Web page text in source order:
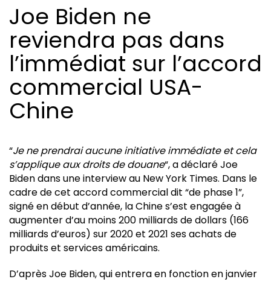
Joe Biden ne
reviendra pas dans
l’immédiat sur l’accord
commercial USA-
Chine
“Je ne prendrai aucune initiative immédiate et cela
s’applique aux droits de douane“, a déclaré Joe
Biden dans une interview au New York Times. Dans le
cadre de cet accord commercial dit “de phase 1”,
signé en début d’année, la Chine s’est engagée à
augmenter d’au moins 200 milliards de dollars (166
milliards d’euros) sur 2020 et 2021 ses achats de
produits et services américains.
D’après Joe Biden, qui entrera en fonction en janvier